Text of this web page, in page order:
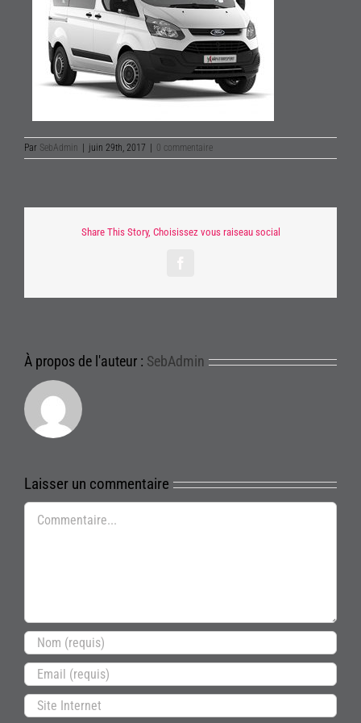
Par SebAdmin juin 29th, 2017 0 commentaire
Share This Story, Choisissez vous raiseau social
À propos de l'auteur : SebAdmin
Laisser un commentaire
Commentaire